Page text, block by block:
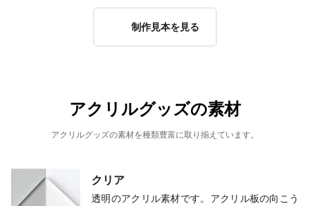
制作見本を見る
アクリルグッズの素材
アクリルグッズの素材を種類豊富に取り揃えています。
クリア
透明のアクリル素材です。アクリル板の向こう